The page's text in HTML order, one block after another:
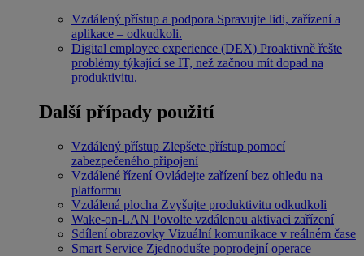
Vzdálený přístup a podpora Spravujte lidi, zařízení a
aplikace – odkudkoli.
Digital employee experience (DEX) Proaktivně řešte
problémy týkající se IT, než začnou mít dopad na
produktivitu.
Další případy použití
Vzdálený přístup Zlepšete přístup pomocí
zabezpečeného připojení
Vzdálené řízení Ovládejte zařízení bez ohledu na
platformu
Vzdálená plocha Zvyšujte produktivitu odkudkoli
Wake-on-LAN Povolte vzdálenou aktivaci zařízení
Sdílení obrazovky Vizuální komunikace v reálném čase
Smart Service Zjednodušte poprodejní operace